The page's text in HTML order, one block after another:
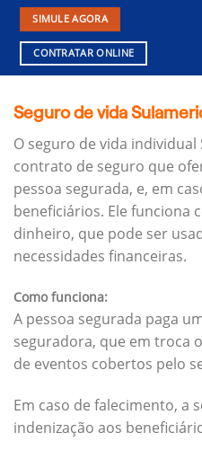
SIMULE AGORA
CONTRATAR ONLINE
Seguro de vida
O seguro de vida
contrato de seguro que
pessoa segurada, e, em
beneficiários. Ele funciona
dinheiro, que pode ser
necessidades financeiras.
Como funciona:
A pessoa segurada paga
seguradora, que em troca
de eventos cobertos pelo
Em caso de falecimento, a
indenização aos